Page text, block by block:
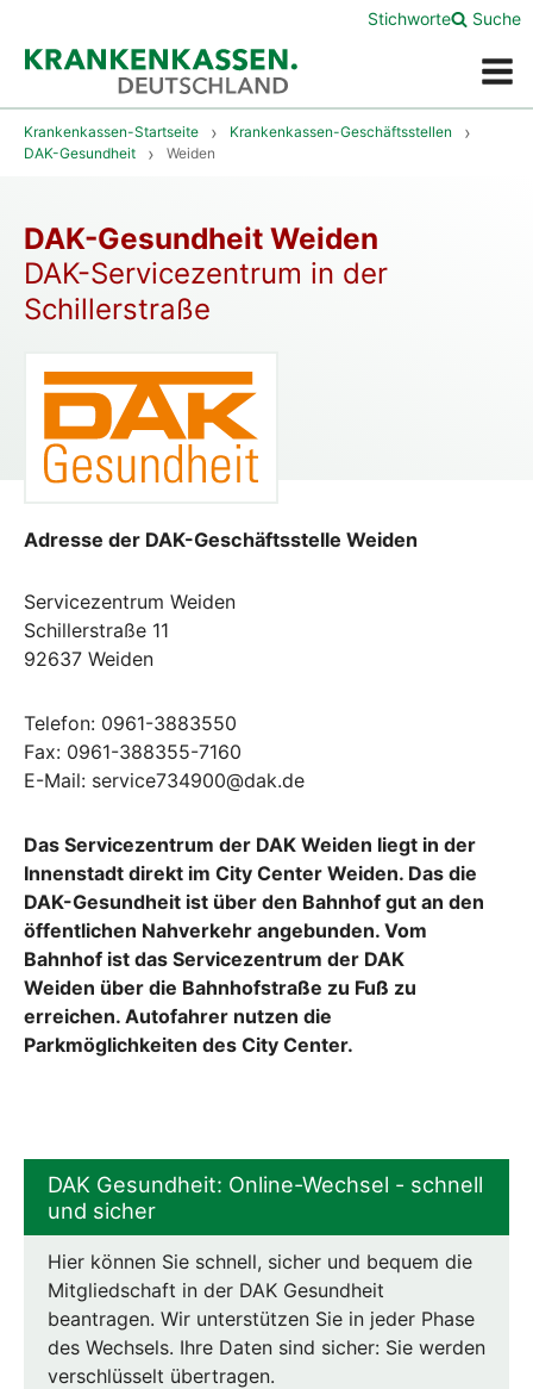
Menü
Stichworte Suche
Krankenkassen-Startseite
Krankenkassen-Geschäftsstellen
DAK-Gesundheit
Weiden
DAK-Gesundheit Weiden
DAK-Servicezentrum in der
Schillerstraße
Adresse der DAK-Geschäftsstelle Weiden
Servicezentrum Weiden
Schillerstraße 11
92637 Weiden
Telefon: 0961-3883550
Fax: 0961-388355-7160
E-Mail: service734900@dak.de
Das Servicezentrum der DAK Weiden liegt in der
Innenstadt direkt im City Center Weiden. Das die
DAK-Gesundheit ist über den Bahnhof gut an den
öffentlichen Nahverkehr angebunden. Vom
Bahnhof ist das Servicezentrum der DAK
Weiden über die Bahnhofstraße zu Fuß zu
erreichen. Autofahrer nutzen die
Parkmöglichkeiten des City Center.
DAK Gesundheit: Online-Wechsel - schnell
und sicher
Hier können Sie schnell, sicher und bequem die
Mitgliedschaft in der DAK Gesundheit
beantragen. Wir unterstützen Sie in jeder Phase
des Wechsels. Ihre Daten sind sicher: Sie werden
verschlüsselt übertragen.